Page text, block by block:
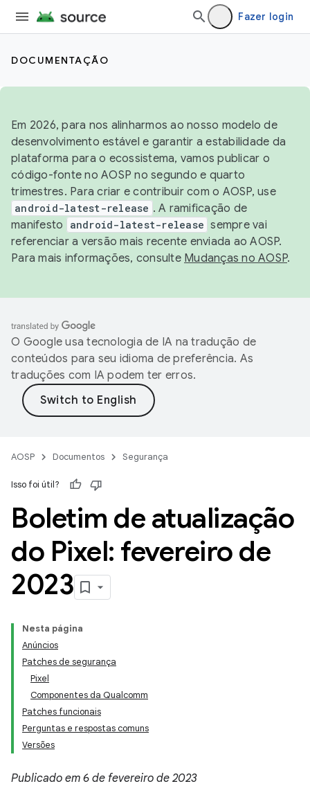
Fazer login
DOCUMENTAÇÃO
Em 2026, para nos alinharmos ao nosso modelo de
desenvolvimento estável e garantir a estabilidade da
plataforma para o ecossistema, vamos publicar o
código-fonte no AOSP no segundo e quarto
trimestres. Para criar e contribuir com o AOSP, use
android-latest-release . A ramificação de
manifesto
android-latest-release sempre vai
referenciar a versão mais recente enviada ao AOSP.
Para mais informações, consulte Mudanças no AOSP.
O Google usa tecnologia de IA na tradução de
conteúdos para seu idioma de preferência. As
traduções com IA podem ter erros.
AOSP Documentos Segurança
Isso foi útil?
Boletim de atualização
do Pixel: fevereiro de
2023
Nesta página
Anúncios
Patches de segurança
Pixel
Componentes da Qualcomm
Patches funcionais
Perguntas e respostas comuns
Versões
Publicado em 6 de fevereiro de 2023